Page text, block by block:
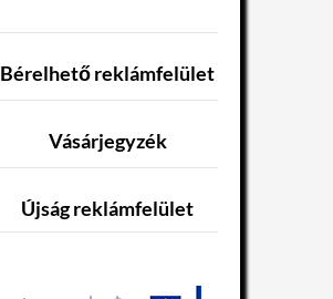
Bérelhető reklámfelület
Vásárjegyzék
Újság reklámfelület